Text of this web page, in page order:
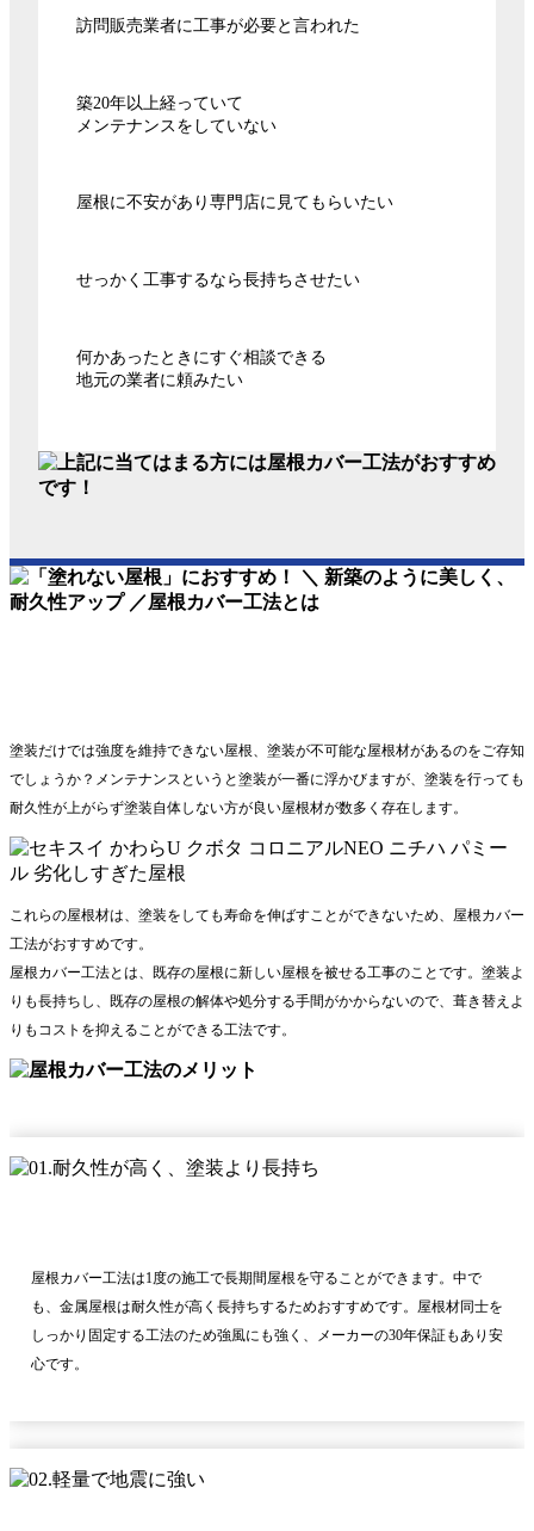
訪問販売業者に工事が必要と言われた
築20年以上経っていて
メンテナンスをしていない
屋根に不安があり専門店に見てもらいたい
せっかく工事するなら長持ちさせたい
何かあったときにすぐ相談できる
地元の業者に頼みたい
塗装だけでは強度を維持できない屋根、塗装が不可能な屋根材があるのをご存知
でしょうか？メンテナンスというと塗装が一番に浮かびますが、塗装を行っても
耐久性が上がらず塗装自体しない方が良い屋根材が数多く存在します。
これらの屋根材は、塗装をしても寿命を伸ばすことができないため、屋根カバー
工法がおすすめです。
屋根カバー工法とは、既存の屋根に新しい屋根を被せる工事のことです。塗装よ
りも長持ちし、既存の屋根の解体や処分する手間がかからないので、葺き替えよ
りもコストを抑えることができる工法です。
屋根カバー工法は1度の施工で長期間屋根を守ることができます。中で
も、金属屋根は耐久性が高く長持ちするためおすすめです。屋根材同士を
しっかり固定する工法のため強風にも強く、メーカーの30年保証もあり安
心です。